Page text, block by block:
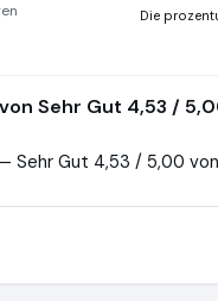
Die
Sehr Gut 4,53 /
Sehr Gut 4,53 / 5,00